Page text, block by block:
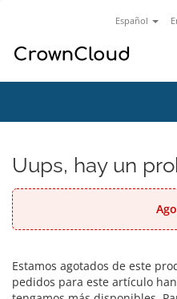
Español
Uups, hay un
Estamos agotados de este
pedidos para este artículo